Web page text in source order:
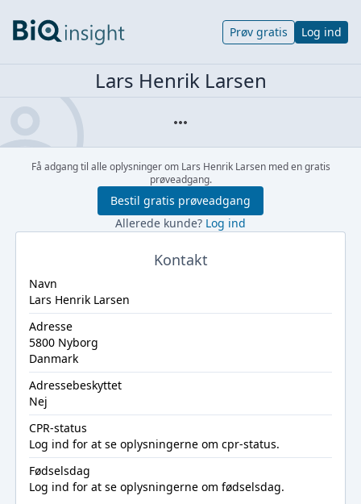
Prøv gratis Log ind
Lars Henrik Larsen
Få adgang til alle oplysninger om Lars Henrik Larsen med en gratis
prøveadgang.
Bestil gratis prøveadgang
Allerede kunde? Log ind
Kontakt
Navn
Lars Henrik Larsen
Adresse
5800 Nyborg
Danmark
Adressebeskyttet
Nej
CPR-status
Log ind for at se oplysningerne om cpr-status.
Fødselsdag
Log ind for at se oplysningerne om fødselsdag.